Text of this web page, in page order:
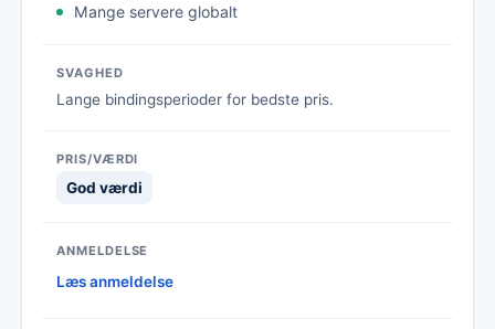
Mange servere globalt
Lange bindingsperioder for bedste pris.
God værdi
Læs anmeldelse